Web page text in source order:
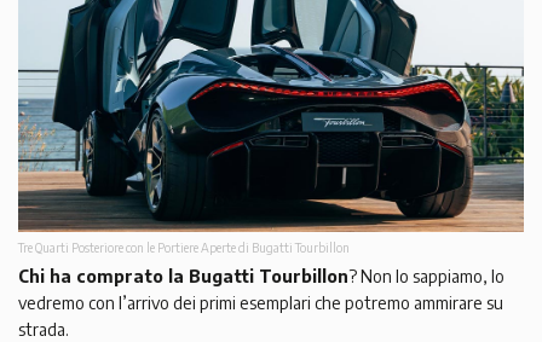
Tre Quarti Posteriore con le Portiere Aperte di Bugatti Tourbillon
Chi ha comprato la Bugatti Tourbillon? Non lo sappiamo, lo
vedremo con l’arrivo dei primi esemplari che potremo ammirare su
strada.